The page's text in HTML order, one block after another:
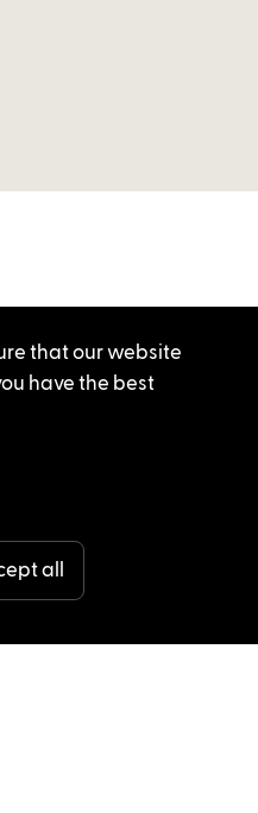
that our website
have the best
all